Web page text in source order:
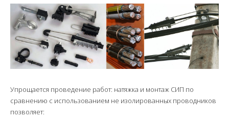
г. Гусь-Хрустальный
г. Владимир
г. Александров
г. Ковров
г. Муром
Упрощается проведение работ: натяжка и монтаж СИП по
сравнению с использованием не изолированных проводников
позволяет: